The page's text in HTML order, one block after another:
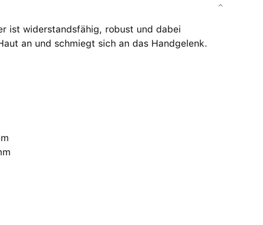
ist widerstandsfähig, robust und dabei
an und schmiegt sich an das Handgelenk.